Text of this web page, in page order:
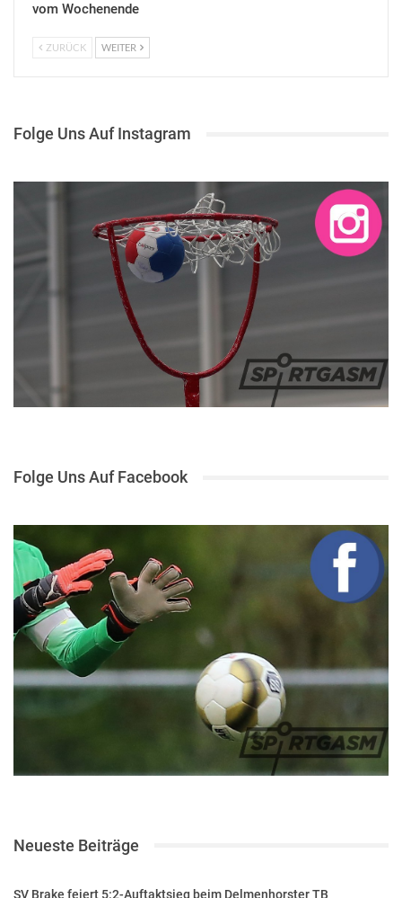
vom Wochenende
ZURÜCK WEITER
Folge Uns Auf Instagram
Folge Uns Auf Facebook
Neueste Beiträge
SV Brake feiert 5:2-Auftaktsieg beim Delmenhorster TB